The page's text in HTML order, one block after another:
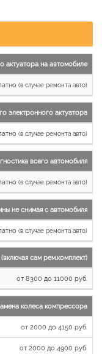
актуатора на автомобиле
(в случае ремонта авто)
электронного актуатора
(в случае ремонта авто)
всего автомобиля
(в случае ремонта авто)
не снимая с автомобиля
(в случае ремонта авто)
сам рем.комплект)
от 8300 до 11000 руб.
колеса компрессора
от 2000 до 4150 руб.
от 2000 до 4900 руб.